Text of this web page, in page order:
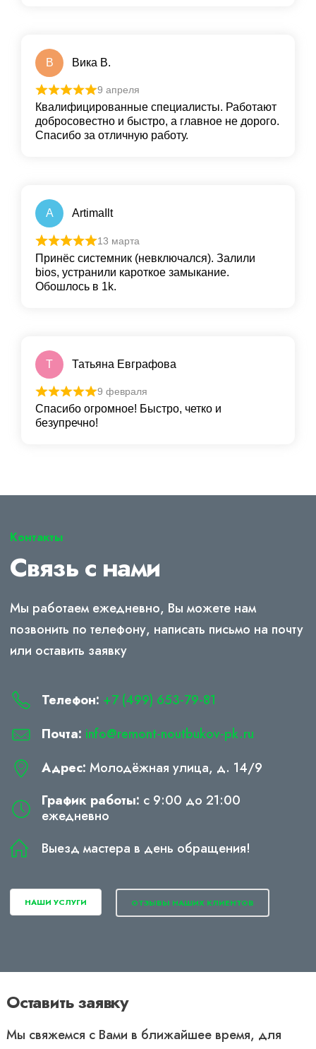
В Вика В.
9 апреля
Квалифицированные специалисты. Работают
добросовестно и быстро, а главное не дорого.
Спасибо за отличную работу.
A ArtimaIlt
13 марта
Принёс системник (невключался). Залили
bios, устранили кароткое замыкание.
Обошлось в 1k.
Т Татьяна Евграфова
9 февраля
Спасибо огромное! Быстро, четко и
безупречно!
Контакты
Связь с нами
Мы работаем ежедневно, Вы можете нам
позвонить по телефону, написать письмо на почту
или оставить заявку
Телефон: +7 (499) 653-79-81
Почта: info@remont-noutbukov-pk.ru
Адрес: Молодёжная улица, д. 14/9
График работы: с 9:00 до 21:00
ежедневно
Выезд мастера в день обращения!
НАШИ УСЛУГИ ОТЗЫВЫ НАШИХ КЛИЕНТОВ
Оставить заявку
Мы свяжемся с Вами в ближайшее время, для